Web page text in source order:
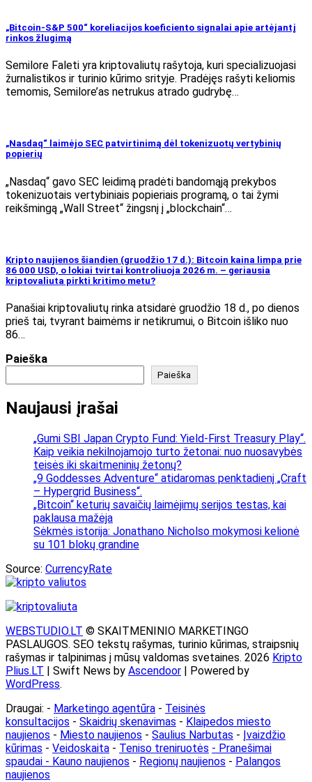
„Bitcoin-S&P 500“ koreliacijos koeficiento signalai apie artėjantį
rinkos žlugimą
Semilore Faleti yra kriptovaliutų rašytoja, kuri specializuojasi
žurnalistikos ir turinio kūrimo srityje. Pradėjęs rašyti keliomis
temomis, Semilore’as netrukus atrado gudrybę…
„Nasdaq“ laimėjo SEC patvirtinimą dėl tokenizuotų vertybinių
popierių
„Nasdaq“ gavo SEC leidimą pradėti bandomąją prekybos
tokenizuotais vertybiniais popieriais programą, o tai žymi
reikšmingą „Wall Street“ žingsnį į „blockchain“…
Kripto naujienos šiandien (gruodžio 17 d.): Bitcoin kaina limpa prie
86 000 USD, o lokiai tvirtai kontroliuoja 2026 m. – geriausia
kriptovaliuta pirkti kritimo metu?
Panašiai kriptovaliutų rinka atsidarė gruodžio 18 d., po dienos
prieš tai, tvyrant baimėms ir netikrumui, o Bitcoin išliko nuo
86…
Paieška
Paieška
Naujausi įrašai
„Gumi SBI Japan Crypto Fund: Yield-First Treasury Play“.
Kaip veikia nekilnojamojo turto žetonai: nuo nuosavybės
teisės iki skaitmeninių žetonų?
„9 Goddesses Adventure“ atidaromas penktadienį „Craft
– Hypergrid Business“.
„Bitcoin“ keturių savaičių laimėjimų serijos testas, kai
paklausa mažėja
Sėkmės istorija: Jonathano Nicholso mokymosi kelionė
su 101 blokų grandine
Source: CurrencyRate
WEBSTUDIO.LT © SKAITMENINIO MARKETINGO
PASLAUGOS. SEO tekstų rašymas, turinio kūrimas, straipsnių
rašymas ir talpinimas į mūsų valdomas svetaines. 2026 Kripto
Plius.LT | Swift News by Ascendoor | Powered by
WordPress.
Draugai: - Marketingo agentūra - Teisinės
konsultacijos - Skaidrių skenavimas - Klaipedos miesto
naujienos - Miesto naujienos - Saulius Narbutas - Įvaizdžio
kūrimas - Veidoskaita - Teniso treniruotės - Pranešimai
spaudai - Kauno naujienos - Regionų naujienos - Palangos
naujienos